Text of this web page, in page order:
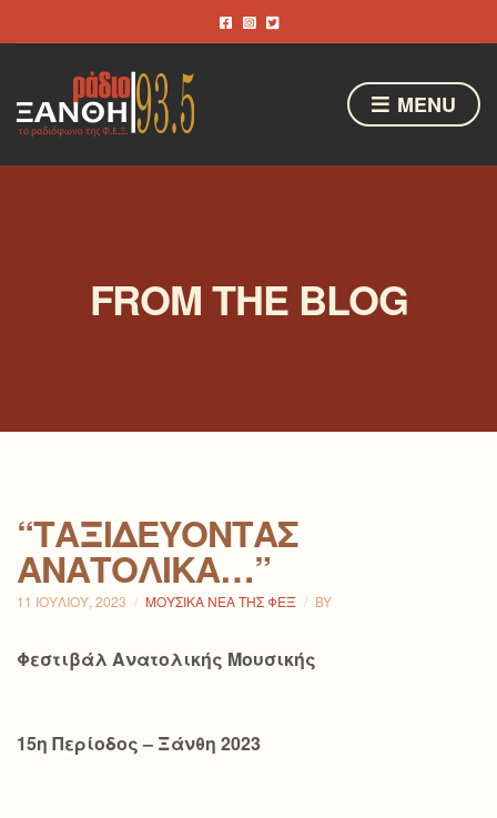
MENU
FROM THE BLOG
“ΤΑΞΙΔΕΎΟΝΤΑΣ
ΑΝΑΤΟΛΙΚΆ…”
11 ΙΟΥΛΊΟΥ, 2023 ΜΟΥΣΙΚΆ ΝΈΑ ΤΗΣ ΦΕΞ BY
Φεστιβάλ Ανατολικής Μουσικής
15η Περίοδος – Ξάνθη 2023